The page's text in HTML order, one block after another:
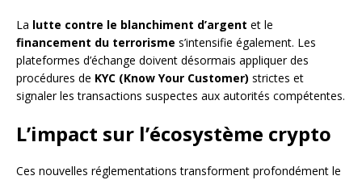
La lutte contre le blanchiment d’argent et le
financement du terrorisme s’intensifie également. Les
plateformes d’échange doivent désormais appliquer des
procédures de KYC (Know Your Customer) strictes et
signaler les transactions suspectes aux autorités compétentes.
L’impact sur l’écosystème crypto
Ces nouvelles réglementations transforment profondément le